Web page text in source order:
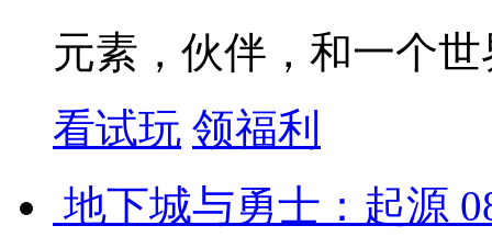
元素，伙伴，和一个世
看试玩 领福利
地下城与勇士：起源